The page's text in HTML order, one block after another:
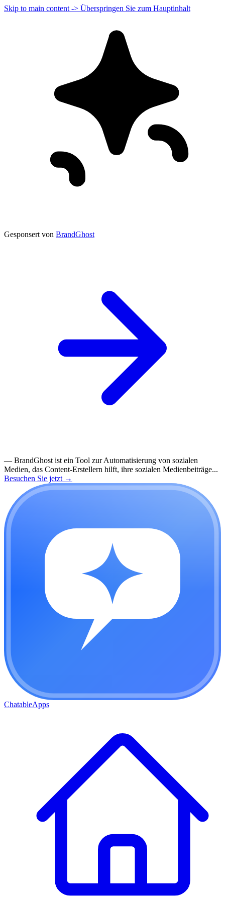
Skip to main content -> Überspringen Sie zum Hauptinhalt
Gesponsert von BrandGhost
— BrandGhost ist ein Tool zur Automatisierung von sozialen
Medien, das Content-Erstellern hilft, ihre sozialen Medienbeiträge...
Besuchen Sie jetzt →
ChatableApps